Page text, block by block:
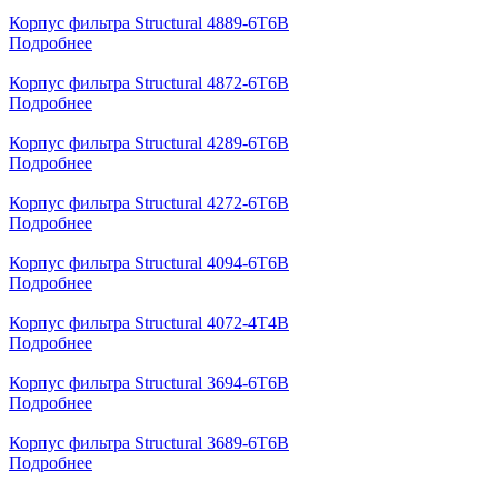
Корпус фильтра Structural 4889-6T6B
Подробнее
Корпус фильтра Structural 4872-6T6B
Подробнее
Корпус фильтра Structural 4289-6T6B
Подробнее
Корпус фильтра Structural 4272-6T6B
Подробнее
Корпус фильтра Structural 4094-6T6B
Подробнее
Корпус фильтра Structural 4072-4T4B
Подробнее
Корпус фильтра Structural 3694-6T6B
Подробнее
Корпус фильтра Structural 3689-6T6B
Подробнее